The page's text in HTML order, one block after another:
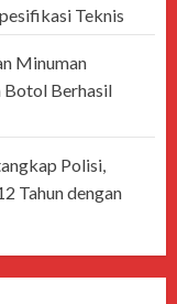
Teknis
Minuman
Botol Berhasil
Polisi,
Tahun dengan